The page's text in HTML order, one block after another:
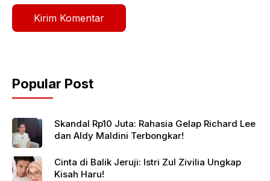
Popular Post
Skandal Rp10 Juta: Rahasia Gelap Richard Lee
dan Aldy Maldini Terbongkar!
Cinta di Balik Jeruji: Istri Zul Zivilia Ungkap
Kisah Haru!